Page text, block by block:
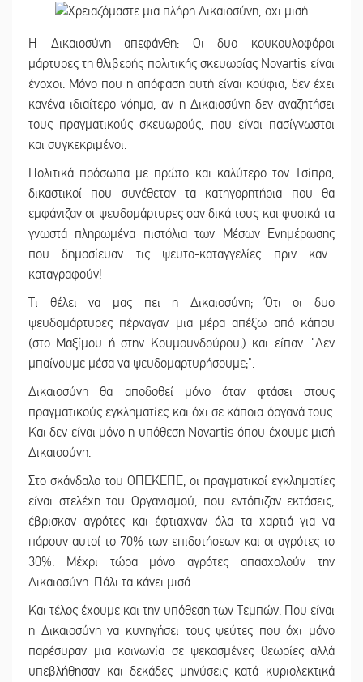
Η Δικαιοσύνη απεφάνθη: Οι δυο κουκουλοφόροι
μάρτυρες τη θλιβερής πολιτικής σκευωρίας Novartis είναι
ένοχοι. Μόνο που η απόφαση αυτή είναι κούφια, δεν έχει
κανένα ιδιαίτερο νόημα, αν η Δικαιοσύνη δεν αναζητήσει
τους πραγματικούς σκευωρούς, που είναι πασίγνωστοι
και συγκεκριμένοι.
Πολιτικά πρόσωπα με πρώτο και καλύτερο τον Τσίπρα,
δικαστικοί που συνέθεταν τα κατηγορητήρια που θα
εμφάνιζαν οι ψευδομάρτυρες σαν δικά τους και φυσικά τα
γνωστά πληρωμένα πιστόλια των Μέσων Ενημέρωσης
που δημοσίευαν τις ψευτο-καταγγελίες πριν καν...
καταγραφούν!
Τι θέλει να μας πει η Δικαιοσύνη; Ότι οι δυο
ψευδομάρτυρες πέρναγαν μια μέρα απέξω από κάπου
(στο Μαξίμου ή στην Κουμουνδούρου;) και είπαν: "Δεν
μπαίνουμε μέσα να ψευδομαρτυρήσουμε;".
Δικαιοσύνη θα αποδοθεί μόνο όταν φτάσει στους
πραγματικούς εγκληματίες και όχι σε κάποια όργανά τους.
Και δεν είναι μόνο η υπόθεση Novartis όπου έχουμε μισή
Δικαιοσύνη.
Στο σκάνδαλο του ΟΠΕΚΕΠΕ, οι πραγματικοί εγκληματίες
είναι στελέχη του Οργανισμού, που εντόπιζαν εκτάσεις,
έβρισκαν αγρότες και έφτιαχναν όλα τα χαρτιά για να
πάρουν αυτοί το 70% των επιδοτήσεων και οι αγρότες το
30%. Μέχρι τώρα μόνο αγρότες απασχολούν την
Δικαιοσύνη. Πάλι τα κάνει μισά.
Και τέλος έχουμε και την υπόθεση των Τεμπών. Που είναι
η Δικαιοσύνη να κυνηγήσει τους ψεύτες που όχι μόνο
παρέσυραν μια κοινωνία σε ψεκασμένες θεωρίες αλλά
υπεβλήθησαν και δεκάδες μηνύσεις κατά κυριολεκτικά